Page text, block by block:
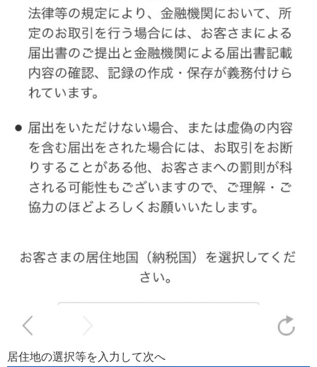
居住地の選択等を入力して次へ